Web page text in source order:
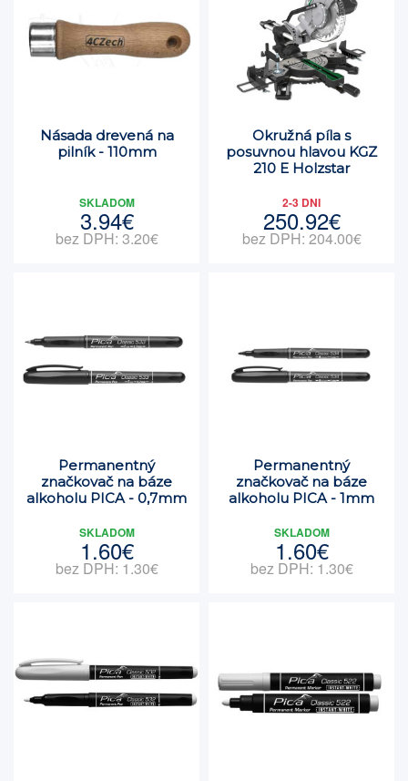
Násada drevená na
pilník - 110mm
SKLADOM
3.94€
bez DPH: 3.20€
Okružná píla s
posuvnou hlavou KGZ
210 E Holzstar
2-3 DNI
250.92€
bez DPH: 204.00€
Permanentný
značkovač na báze
alkoholu PICA - 0,7mm
SKLADOM
1.60€
bez DPH: 1.30€
Permanentný
značkovač na báze
alkoholu PICA - 1mm
SKLADOM
1.60€
bez DPH: 1.30€